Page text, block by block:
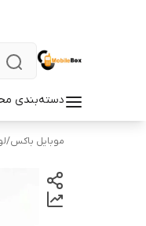
دسته‌بندی
موبایل باکس/